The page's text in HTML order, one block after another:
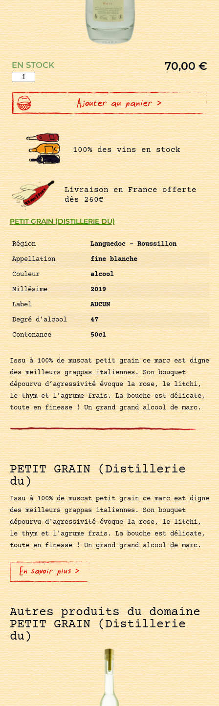
PETIT GRAIN (DISTILLERIE DU)
Région
Languedoc – Roussillon
Appellation
fine blanche
Couleur
alcool
Millésime
2019
Label
AUCUN
Degré d'alcool
47
Contenance
50cl
Issu à 100% de muscat petit grain ce marc est digne
des meilleurs grappas italiennes. Son bouquet
dépourvu d’agressivité évoque la rose, le litchi,
le thym et l’agrume frais. La bouche est délicate,
toute en finesse ! Un grand grand alcool de marc.
EN STOCK 70,00€
quantité
de
GRAIN
D'AMBRE
(GRAPPA
DE
MUSCAT)
Ajouter au panier >
100% des vins en stock
Livraison en France offerte
dès 260€
PETIT GRAIN (Distillerie
du)
Issu à 100% de muscat petit grain ce marc est digne
des meilleurs grappas italiennes. Son bouquet
dépourvu d'agressivité évoque la rose, le litchi,
le thym et l'agrume frais. La bouche est délicate,
toute en finesse ! Un grand grand alcool de marc.
En savoir plus >
Autres produits du domaine
PETIT GRAIN (Distillerie
du)